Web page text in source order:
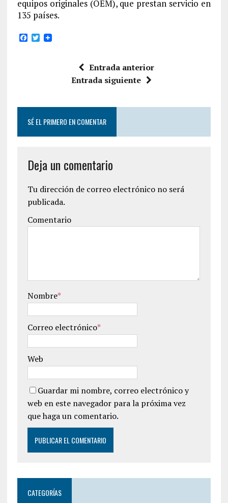
equipos originales (OEM), que prestan servicio en
135 países.
F T
Entrada anterior
Entrada siguiente
SÉ EL PRIMERO EN COMENTAR
Deja un comentario
Tu dirección de correo electrónico no será
publicada.
Comentario
Nombre*
Correo electrónico*
Web
Guardar mi nombre, correo electrónico y
web en este navegador para la próxima vez
que haga un comentario.
CATEGORÍAS